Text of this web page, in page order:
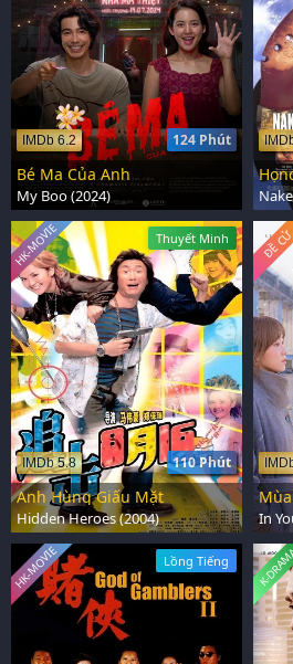
124 Phút
IMDb 6.2
Bé Ma Của Anh
My Boo (2024)
Thuyết Minh
110 Phút
IMDb 5.8
HK-MOVIE
Anh Hùng Giấu Mặt
Hidden Heroes (2004)
ĐỀ
In
Lồng Tiếng
HK-MOVIE K-